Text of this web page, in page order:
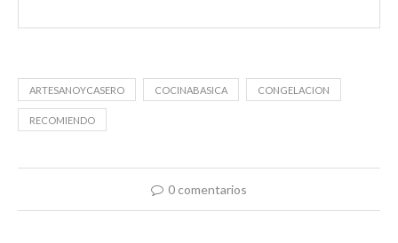
ARTESANOYCASERO COCINABASICA CONGELACION
RECOMIENDO
0 comentarios